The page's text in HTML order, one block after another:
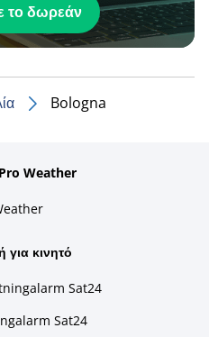
το δωρεάν
Bologna
Weather
κινητό
Sat24
Sat24